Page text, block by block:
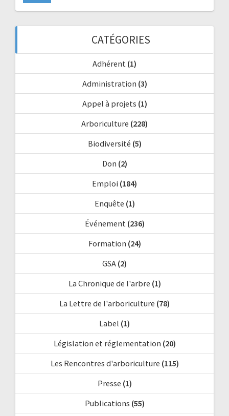
CATÉGORIES
Adhérent (1)
Administration (3)
Appel à projets (1)
Arboriculture (228)
Biodiversité (5)
Don (2)
Emploi (184)
Enquête (1)
Événement(236)
Formation (24)
GSA (2)
La Chronique de l'arbre (1)
La Lettre de l'arboriculture (78)
Label (1)
Législation et réglementation (20)
Les Rencontres d'arboriculture (115)
Presse (1)
Publications (55)